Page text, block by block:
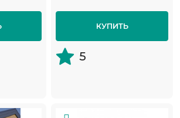
КУПИТЬ
5